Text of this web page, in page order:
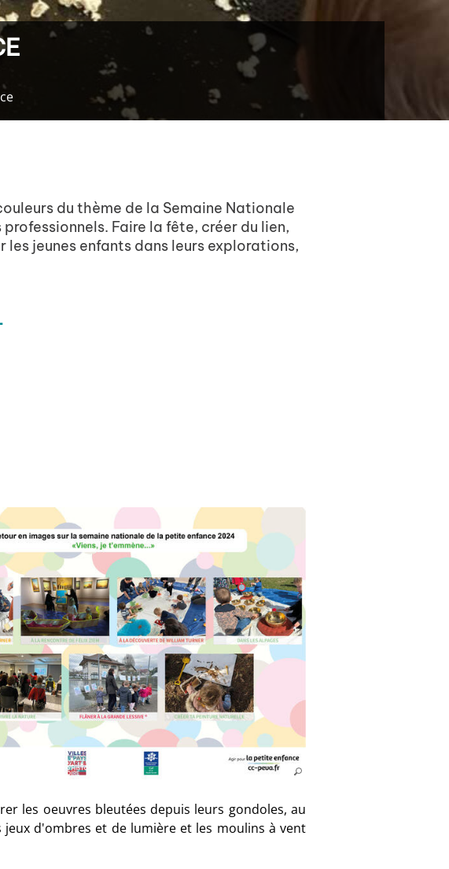
du thème de la Semaine Nationale
Faire la fête, créer du lien,
jeunes enfants dans leurs explorations,
les oeuvres bleutées depuis leurs gondoles, au
d'ombres et de lumière et les moulins à vent